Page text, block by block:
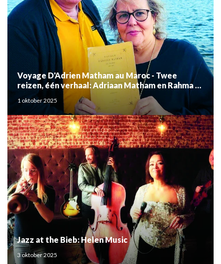
Voyage D'Adrien Matham au Maroc - Twee
reizen, één verhaal: Adriaan Matham en Rahma el
Mouden
1 oktober 2025
Jazz at the Bieb: Helen Music
3 oktober 2025